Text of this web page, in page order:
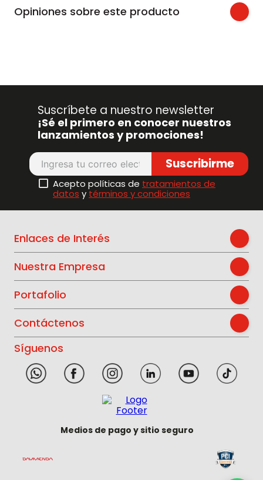
Opiniones sobre este producto
Suscríbete a nuestro newsletter
¡Sé el primero en conocer nuestros
lanzamientos y promociones!
Suscribirme
Acepto políticas de tratamientos de
datos y términos y condiciones
Enlaces de Interés
Nuestra Empresa
Portafolio
Contáctenos
Síguenos
Medios de pago y sitio seguro